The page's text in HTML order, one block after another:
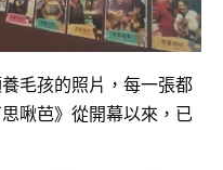
毛孩的照片，每一張都
啾芭》從開幕以來，已